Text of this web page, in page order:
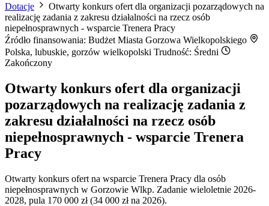
Dotacje
Otwarty konkurs ofert dla organizacji pozarządowych na
realizację zadania z zakresu działalności na rzecz osób
niepełnosprawnych - wsparcie Trenera Pracy
Źródło finansowania: Budżet Miasta Gorzowa Wielkopolskiego
Polska, lubuskie, gorzów wielkopolski Trudność: Średni
Zakończony
Otwarty konkurs ofert dla organizacji
pozarządowych na realizację zadania z
zakresu działalności na rzecz osób
niepełnosprawnych - wsparcie Trenera
Pracy
Otwarty konkurs ofert na wsparcie Trenera Pracy dla osób
niepełnosprawnych w Gorzowie Wlkp. Zadanie wieloletnie 2026-
2028, pula 170 000 zł (34 000 zł na 2026).